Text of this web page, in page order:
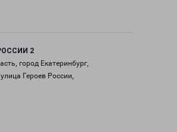
2
город Екатеринбург,
Героев России,